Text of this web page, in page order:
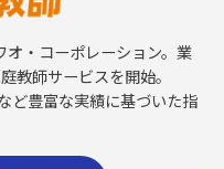
・コーポレーション。業
教師サービスを開始。
ど豊富な実績に基づいた指